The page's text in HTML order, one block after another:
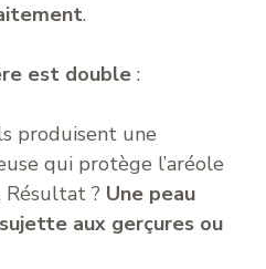
.
est double :
produisent une
qui protège l’aréole
? Une peau
aux gerçures ou